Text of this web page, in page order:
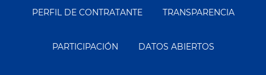
Menu
PERFIL DE CONTRATANTE TRANSPARENCIA
PARTICIPACIÓN DATOS ABIERTOS